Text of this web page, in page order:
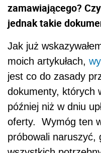
zamawiającego?
jednak takie
Jak już
moich artykułach,
jest co do zasady
dokumenty, których
później niż w dniu
oferty. Wymóg ten
próbowali naruszyć,